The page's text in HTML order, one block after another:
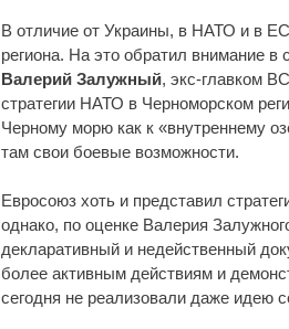
В отличие от Украины, в НАТО и в
региона. На это обратил внимание
Валерий Залужный, экс-главком
стратегии НАТО в Черноморском
Черному морю как к «внутреннему
там свои боевые возможности.
Евросоюз хоть и представил
однако, по оценке Валерия
декларативный и недейственный
более активным действиям и
сегодня не реализовали даже идею